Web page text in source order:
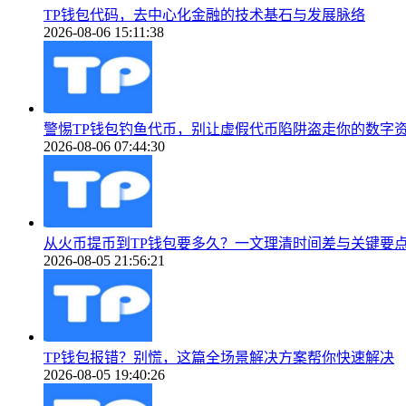
TP钱包代码，去中心化金融的技术基石与发展脉络
2026-08-06 15:11:38
警惕TP钱包钓鱼代币，别让虚假代币陷阱盗走你的数字
2026-08-06 07:44:30
从火币提币到TP钱包要多久？一文理清时间差与关键要
2026-08-05 21:56:21
TP钱包报错？别慌，这篇全场景解决方案帮你快速解决
2026-08-05 19:40:26